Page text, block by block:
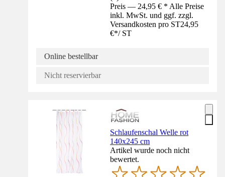
Preis — 24,95 € * Alle Preise
inkl. MwSt. und ggf. zzgl.
Versandkosten pro ST24,95
€*/ ST
Online bestellbar
Nicht reservierbar
Schlaufenschal Welle rot
140x245 cm
Artikel wurde noch nicht
bewertet.